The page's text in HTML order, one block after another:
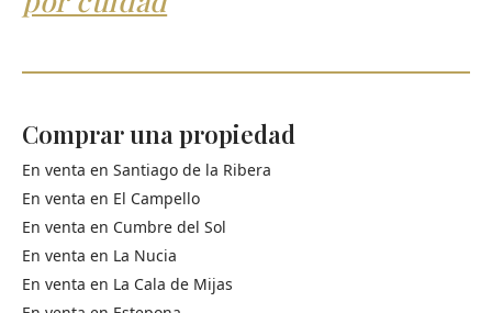
Comprar una propiedad
En venta en Santiago de la Ribera
En venta en El Campello
En venta en Cumbre del Sol
En venta en La Nucia
En venta en La Cala de Mijas